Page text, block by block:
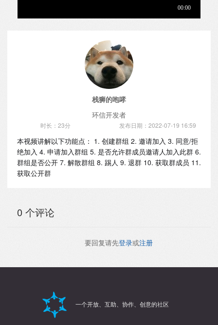
栈狮的咆哮
环信开发者
时长：23分 发布日期：2022-07-19 16:59
本视频讲解以下功能点： 1. 创建群组 2. 邀请加入 3. 同意/拒
绝加入 4. 申请加入群组 5. 是否允许群成员邀请人加入此群 6.
群组是否公开 7. 解散群组 8. 踢人 9. 退群 10. 获取群成员 11.
获取公开群
0 个评论
要回复请先登录或注册
一个开放、互助、协作、创意的社区